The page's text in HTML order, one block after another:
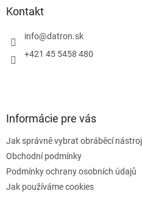
Kontakt
info@datron.sk
+421 45 5458 480
Informácie pre vás
Jak správně vybrat obráběcí
Obchodní podmínky
Podmínky ochrany osobních údajů
Jak používáme cookies